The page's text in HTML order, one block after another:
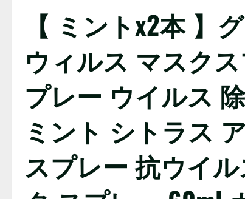
【 ミントx2本 】
ウィルス マスク
プレー ウイルス
ミント シトラス
スプレー 抗ウイ